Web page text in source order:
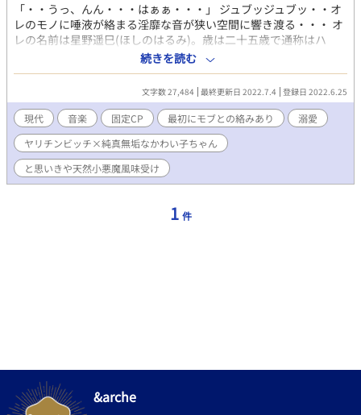
「・・うっ、んん・・・はぁぁ・・・」 ジュブッジュブッ・・オ
レのモノに唾液が絡まる淫靡な音が狭い空間に響き渡る・・・ オ
レの名前は星野遥巳(ほしのはるみ)。歳は二十五歳で通称はハ
ル。オレは今、クラブの楽屋横の物置で、ナンパしてきた外国人
の男にモノを咥えられている。 まぁ、よくある？パーティーでの
一コマだ。オレは気持ちいいことが大好きで、男でも女でも好み
のタイプならいつでもウェルカム。ちなみに男相手の時はタチ寄
りのリバ。 「バイでヤリチンビッチなハル」それがみんなが認識
しているオレ。 なのに、一発抜いてもらってその物置から出た
瞬間、通路で出会った可愛い男の子、咲山友希(さきやまともき)
二十歳に一目惚れ。生まれて初めて本気の恋に落ちてしまったん
だ。 これは、ヤリチンビッチなオレが純真無垢な天使を見つ
ーー ☆R18には＊を付けます。 ☆気軽にお読みいただける短編予
定。辛い出来事などは起こりません。 ☆主人公はヤリチンビッチ
続きを読む
文字数 27,484 最終更新日 2022.7.4 登録日 2022.6.25
現代 音楽 固定CP 最初にモブとの絡みあり
溺愛
ヤリチンビッチ×純真無垢なかわい子ちゃん
と思いきや天然小悪魔風味受け
1 件
&arche